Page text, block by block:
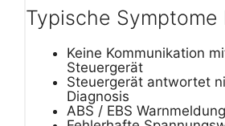
Typische
Keine Kommunikation
Steuergerät
Steuergerät antwortet
Diagnosis
ABS / EBS